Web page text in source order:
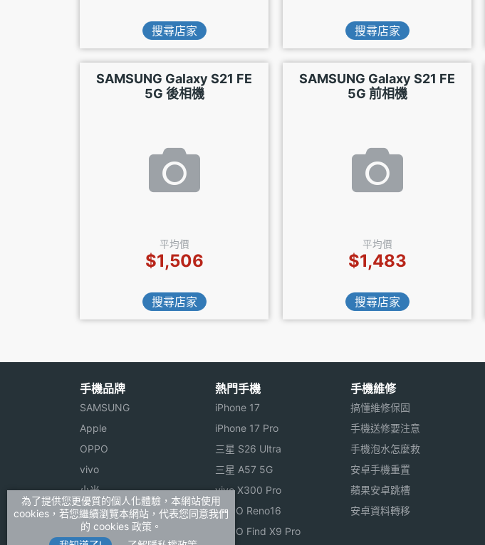
搜尋店家 搜尋店家
SAMSUNG Galaxy S21 FE
5G 後相機
平均價
$1,506
搜尋店家
SAMSUNG Galaxy S21 FE
5G 前相機
平均價
$1,483
搜尋店家
手機品牌
SAMSUNG
Apple
OPPO
vivo
小米
ASUS
Sony
熱門手機
iPhone 17
iPhone 17 Pro
三星 S26 Ultra
三星 A57 5G
vivo X300 Pro
OPPO Reno16
OPPO Find X9 Pro
手機維修
搞懂維修保固
手機送修要注意
手機泡水怎麼救
安卓手機重置
蘋果安卓跳槽
安卓資料轉移
為了提供您更優質的個人化體驗，本網站使用
cookies，若您繼續瀏覽本網站，代表您同意我們
的 cookies 政策。